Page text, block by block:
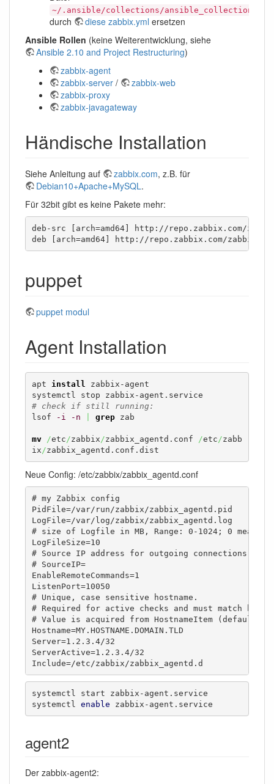
~/.ansible/collections/ansible_collections/
durch diese zabbix.yml ersetzen
Ansible Rollen (keine Weiterentwicklung, siehe
Ansible 2.10 and Project Restructuring)
zabbix-agent
zabbix-server /
zabbix-web
zabbix-proxy
zabbix-javagateway
Händische Installation
Siehe Anleitung auf zabbix.com, z.B. für
Debian10+Apache+MySQL.
Für 32bit gibt es keine Pakete mehr:
deb-src [arch=amd64] http://repo.zabbix.com/
deb [arch=amd64] http://repo.zabbix.com/zabbix/
puppet
puppet modul
Agent Installation
apt install
zabbix-agent
# check if still running:
lsof
-i -n grep zab
mv /etc /zabbix /zabbix_agentd.conf /etc /zabb
ix /zabbix_agentd.conf.dist
Neue Config: /etc/zabbix/zabbix_agentd.conf
# my Zabbix config
PidFile=/var/run/zabbix/zabbix_agentd.pid
LogFile=/var/log/zabbix/zabbix_agentd.log
# size of Logfile in MB, Range: 0-1024; 0 means
LogFileSize=10
# Source IP address for outgoing connections
# SourceIP=
EnableRemoteCommands=1
ListenPort=10050
# Unique, case sensitive hostname.
# Required for active checks and must match
# Value is acquired from HostnameItem (default:
Hostname=MY.HOSTNAME.DOMAIN.TLD
Server=1.2.3.4/32
ServerActive=1.2.3.4/32
Include=/etc/zabbix/zabbix_agentd.d
systemctl start zabbix-agent.service
systemctl enable zabbix-agent.service
agent2
Der zabbix-agent2: